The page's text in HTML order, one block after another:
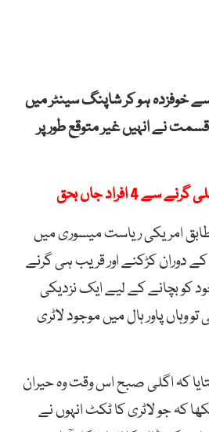
خوفزدہ ہو کر شاپنگ سینٹر میں
نے انہیں غیر متوقع طور پر
4 افراد جاں بحق
امریکی ریاست میسوری میں
دوران کڑکنے اور قریب ہی گرنے
کو بچانے کے لیے ایک نزدیکی
وہاں پاور ہال میں موجود لاٹری
کہ اگلی صبح اس وقت وہ حیران
کہ جو لاٹری کا ٹکٹ انہوں نے